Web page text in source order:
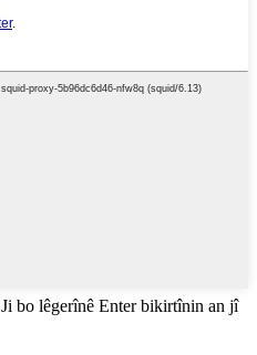
Ji bo lêgerînê Enter bikirtînin an jî